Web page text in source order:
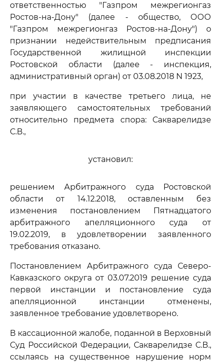
ответственностью "Газпром межрегионгаз
Ростов-на-Дону" (далее - общество, ООО
"Газпром межрегионгаз Ростов-на-Дону") о
признании недействительным предписания
Государственной жилищной инспекции
Ростовской области (далее - инспекция,
административный орган) от 03.08.2018 N 1923,
при участии в качестве третьего лица, не
заявляющего самостоятельных требований
относительно предмета спора: Сакварелидзе
С.В.,
установил:
решением Арбитражного суда Ростовской
области от 14.12.2018, оставленным без
изменения постановлением Пятнадцатого
арбитражного апелляционного суда от
19.02.2019, в удовлетворении заявленного
требования отказано.
Постановлением Арбитражного суда Северо-
Кавказского округа от 03.07.2019 решение суда
первой инстанции и постановление суда
апелляционной инстанции отменены,
заявленное требование удовлетворено.
В кассационной жалобе, поданной в Верховный
Суд Российской Федерации, Сакварелидзе С.В.,
ссылаясь на существенное нарушение норм